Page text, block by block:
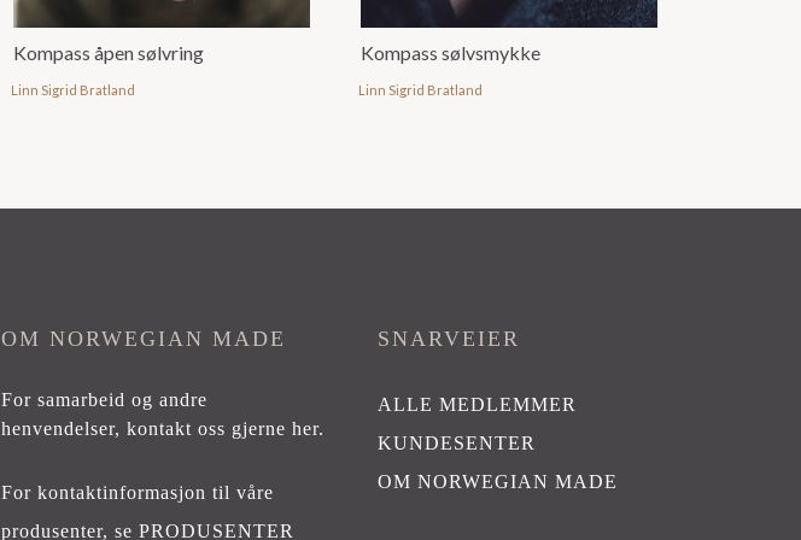
Kompass åpen sølvring
Linn Sigrid Bratland
Kompass sølvsmykke
Linn Sigrid Bratland
OM NORWEGIAN MADE
For samarbeid og andre
henvendelser,kontakt oss gjerne her.
For kontaktinformasjon til våre
produsenter, sePRODUSENTER
SNARVEIER
ALLE MEDLEMMER
KUNDESENTER
OM NORWEGIAN MADE